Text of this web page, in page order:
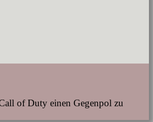
of Duty einen Gegenpol zu